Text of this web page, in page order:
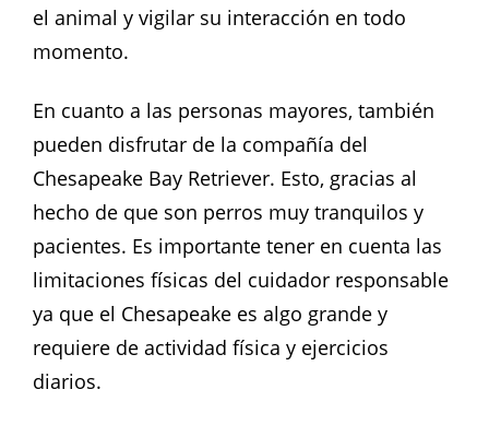
el animal y vigilar su interacción en todo
momento.
En cuanto a las personas mayores, también
pueden disfrutar de la compañía del
Chesapeake Bay Retriever. Esto, gracias al
hecho de que son perros muy tranquilos y
pacientes. Es importante tener en cuenta las
limitaciones físicas del cuidador responsable
ya que el Chesapeake es algo grande y
requiere de actividad física y ejercicios
diarios.